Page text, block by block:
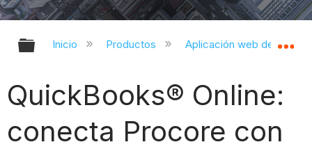
Expandir/contraer jerarquía global
Inicio Productos Aplicación web de
QuickBooks® Online:
conecta Procore con